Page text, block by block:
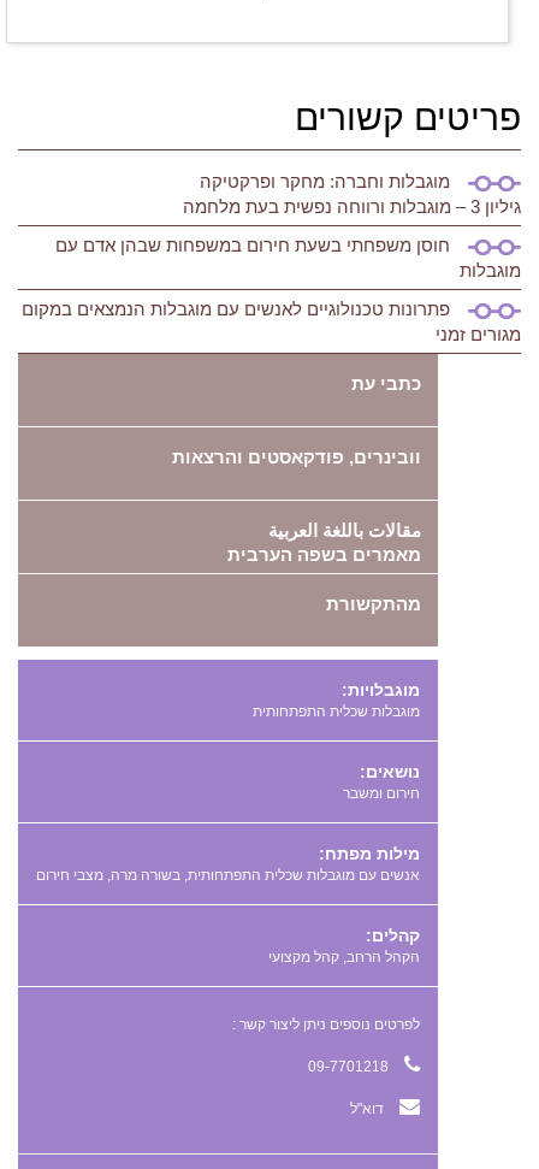
פריטים קשורים
מוגבלות וחברה: מחקר ופרקטיקה
גיליון 3 – מוגבלות ורווחה נפשית בעת מלחמה
חוסן משפחתי בשעת חירום במשפחות שבהן אדם עם
מוגבלות
פתרונות טכנולוגיים לאנשים עם מוגבלות הנמצאים במקום
מגורים זמני
כתבי עת
וובינרים, פודקאסטים והרצאות
مقالات باللغة العربية
מאמרים בשפה הערבית
מהתקשורת
מוגבלויות:
מוגבלות שכלית התפתחותית
נושאים:
חירום ומשבר
מילות מפתח:
,
,
קהלים:
הקהל הרחב, קהל מקצועי
לפרטים נוספים ניתן ליצור קשר :
דוא"ל